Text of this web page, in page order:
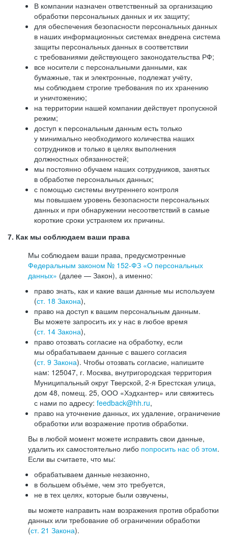
В компании назначен ответственный за организацию
обработки персональных данных и их защиту;
для обеспечения безопасности персональных данных
в наших информационных системах внедрена система
защиты персональных данных в соответствии
с требованиями действующего законодательства РФ;
все носители с персональными данными, как
бумажные, так и электронные, подлежат учёту,
мы соблюдаем строгие требования по их хранению
и уничтожению;
на территории нашей компании действует пропускной
режим;
доступ к персональным данным есть только
у минимально необходимого количества наших
сотрудников и только в целях выполнения
должностных обязанностей;
мы постоянно обучаем наших сотрудников, занятых
в обработке персональных данных;
с помощью системы внутреннего контроля
мы повышаем уровень безопасности персональных
данных и при обнаружении несоответствий в самые
короткие сроки устраняем их причины.
7. Как мы соблюдаем ваши права
Мы соблюдаем ваши права, предусмотренные
Федеральным законом № 152-ФЗ «О персональных
данных» (далее — Закон), а именно:
право знать, как и какие ваши данные мы используем
(ст. 18 Закона),
право на доступ к вашим персональным данным.
Вы можете запросить их у нас в любое время
(ст. 14 Закона),
право отозвать согласие на обработку, если
мы обрабатываем данные с вашего согласия
(ст. 9 Закона). Чтобы отозвать согласие, напишите
нам: 125047, г. Москва, внутригородская территория
Муниципальный округ Тверской, 2-я Брестская улица,
дом 48, помещ. 25, ООО «Хэдхантер» или свяжитесь
с нами по адресу: feedback@hh.ru,
право на уточнение данных, их удаление, ограничение
обработки или возражение против обработки.
Вы в любой момент можете исправить свои данные,
удалить их самостоятельно либо попросить нас об этом.
Если вы считаете, что мы:
обрабатываем данные незаконно,
в большем объёме, чем это требуется,
не в тех целях, которые были озвучены,
вы можете направить нам возражения против обработки
данных или требование об ограничении обработки
(ст. 21 Закона).